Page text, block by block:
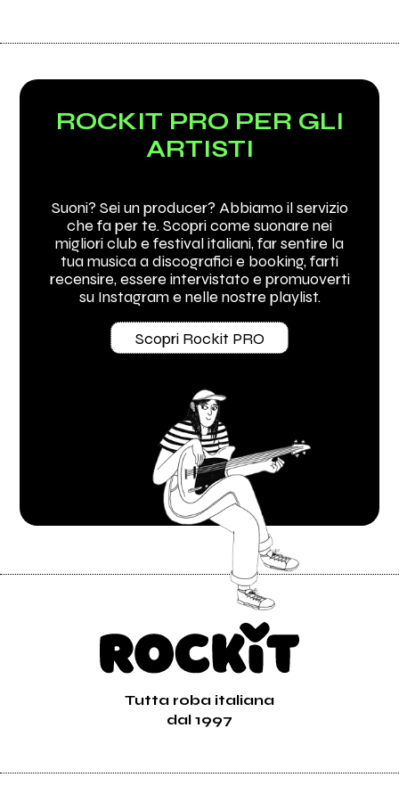
ROCKIT PRO PER GLI
ARTISTI
Suoni? Sei un producer? Abbiamo il servizio
che fa per te. Scopri come suonare nei
migliori club e festival italiani, far sentire la
tua musica a discografici e booking, farti
recensire, essere intervistato e promuoverti
su Instagram e nelle nostre playlist.
Scopri Rockit PRO
Tutta roba italiana
dal 1997